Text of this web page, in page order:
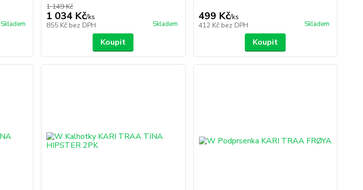
Skladem
1 149 Kč
1 034 Kč/ks
855 Kč bez DPH Skladem
Koupit
499 Kč/ks
412 Kč bez DPH Skladem
Koupit